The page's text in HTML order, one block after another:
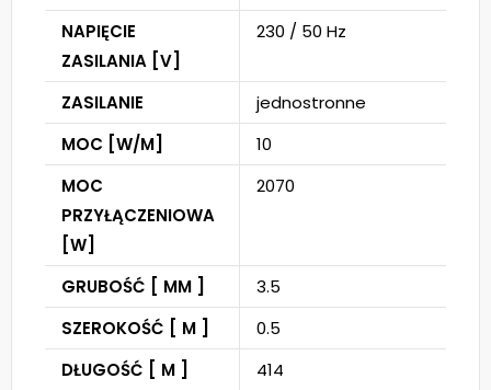
NAPIĘCIE
ZASILANIA [V]
230 / 50 Hz
ZASILANIE
jednostronne
MOC [W/M]
10
MOC
PRZYŁĄCZENIOWA
[W]
2070
GRUBOŚĆ [ MM ]
3.5
SZEROKOŚĆ [ M ]
0.5
DŁUGOŚĆ [ M ]
414